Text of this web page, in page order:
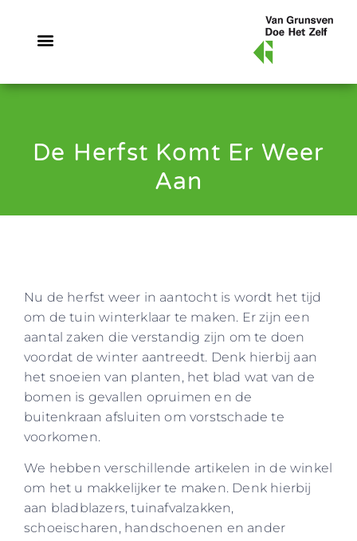
De Herfst Komt Er Weer
Aan
Nu de herfst weer in aantocht is wordt het tijd
om de tuin winterklaar te maken. Er zijn een
aantal zaken die verstandig zijn om te doen
voordat de winter aantreedt. Denk hierbij aan
het snoeien van planten, het blad wat van de
bomen is gevallen opruimen en de
buitenkraan afsluiten om vorstschade te
voorkomen.
We hebben verschillende artikelen in de winkel
om het u makkelijker te maken. Denk hierbij
aan bladblazers, tuinafvalzakken,
schoeischaren, handschoenen en ander